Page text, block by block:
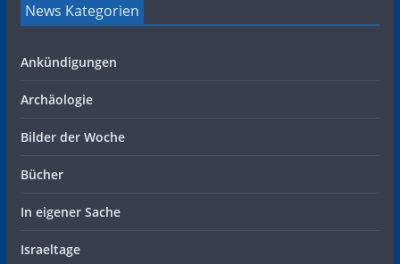
News Kategorien
Ankündigungen
Archäologie
Bilder der Woche
Bücher
In eigener Sache
Israeltage